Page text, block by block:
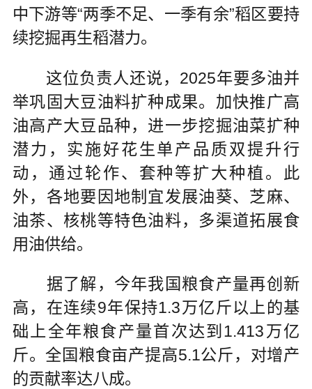
中下游等“两季不足、一季有余”稻区要持
续挖掘再生稻潜力。
这位负责人还说，2025年要多油并
举巩固大豆油料扩种成果。加快推广高
油高产大豆品种，进一步挖掘油菜扩种
潜力，实施好花生单产品质双提升行
动，通过轮作、套种等扩大种植。此
外，各地要因地制宜发展油葵、芝麻、
油茶、核桃等特色油料，多渠道拓展食
用油供给。
据了解，今年我国粮食产量再创新
高，在连续9年保持1.3万亿斤以上的基
础上全年粮食产量首次达到1.413万亿
斤。全国粮食亩产提高5.1公斤，对增产
的贡献率达八成。